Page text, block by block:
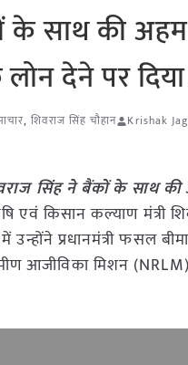
के साथ की
देने पर
,शिवराज सिंह चौहान Krishak
सिंह ने बैंकों के साथ
एवं किसान कल्याण मंत्री
प्रधानमंत्री फसल
आजीविका मिशन